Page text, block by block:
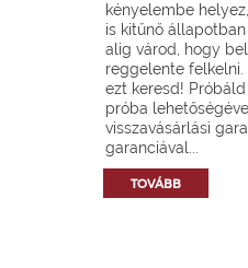
kényelembe
is kitűnő
alig várod, hogy
reggelente felkelni.
ezt keresd!
próba
visszavásárlási
garanciával...
TOVÁBB